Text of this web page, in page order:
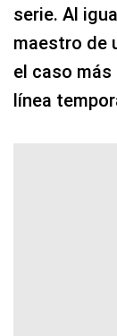
serie. Al
maestro de
el caso
línea